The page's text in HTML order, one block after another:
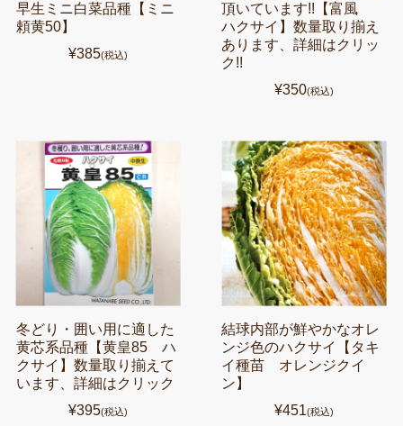
早生ミニ白菜品種【ミニ
頼黄50】
¥385(税込)
頂いています!!【富風
ハクサイ】数量取り揃え
あります、詳細はクリッ
ク!!
¥350(税込)
冬どり・囲い用に適した
黄芯系品種【黄皇85 ハ
クサイ】数量取り揃えて
います、詳細はクリック
¥395(税込)
結球内部が鮮やかなオレ
ンジ色のハクサイ【タキ
イ種苗 オレンジクイ
ン】
¥451(税込)